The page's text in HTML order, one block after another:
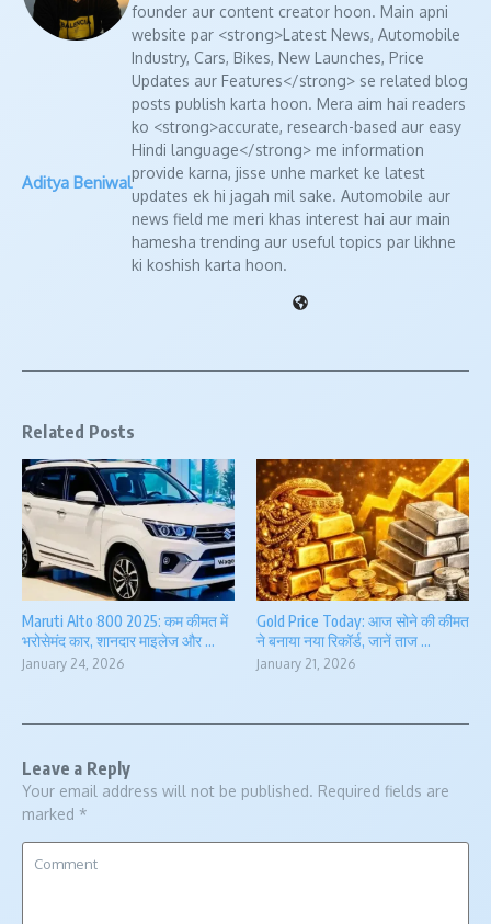
Aditya Beniwal
founder aur content creator hoon. Main apni
website par <strong>Latest News, Automobile
Industry, Cars, Bikes, New Launches, Price
Updates aur Features</strong> se related blog
posts publish karta hoon. Mera aim hai readers
ko <strong>accurate, research-based aur easy
Hindi language</strong> me information
provide karna, jisse unhe market ke latest
updates ek hi jagah mil sake. Automobile aur
news field me meri khas interest hai aur main
hamesha trending aur useful topics par likhne
ki koshish karta hoon.
Related Posts
Maruti Alto 800 2025: कम कीमत में
भरोसेमंद कार, शानदार माइलेज और ...
January 24, 2026
Gold Price Today: आज सोने की कीमत
ने बनाया नया रिकॉर्ड, जानें ताज ...
January 21, 2026
Leave a Reply
Your email address will not be published. Required fields are
marked *